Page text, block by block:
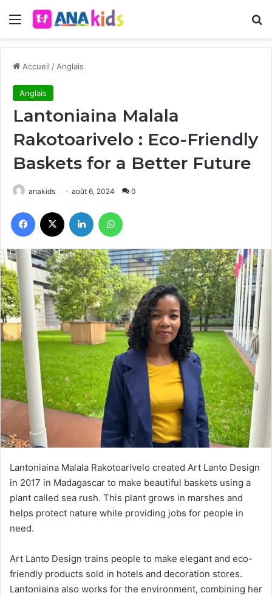
Menu
Accueil / Anglais
Anglais
Lantoniaina Malala
Rakotoarivelo : Eco-Friendly
Baskets for a Better Future
anakids août 6, 2024 0
Facebook Linkedin
Lantoniaina Malala Rakotoarivelo created Art Lanto Design
in 2017 in Madagascar to make beautiful baskets using a
plant called sea rush. This plant grows in marshes and
helps protect nature while providing jobs for people in
need.
Art Lanto Design trains people to make elegant and eco-
friendly products sold in hotels and decoration stores.
Lantoniaina also works for the environment, combining her